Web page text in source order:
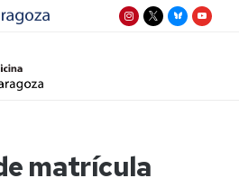
matrícula